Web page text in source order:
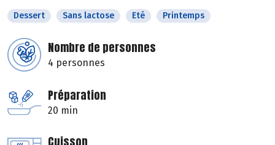
Dessert Sans lactose Eté Printemps
Nombre de personnes
4 personnes
Préparation
20 min
Cuisson